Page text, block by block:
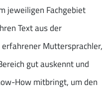
jeweiligen Fachgebiet
Text aus der
Muttersprachler,
gut auskennt und
How mitbringt, um den